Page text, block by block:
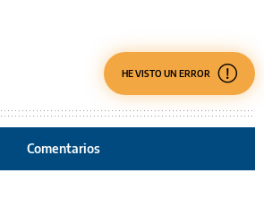
HE VISTO UN ERROR
Comentarios